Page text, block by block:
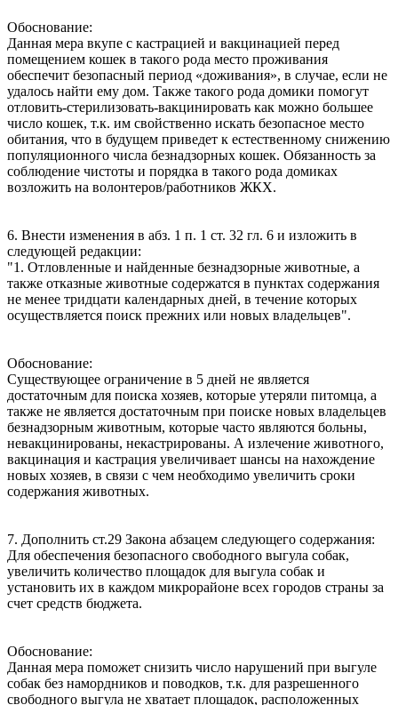
Обоснование:
Данная мера вкупе с кастрацией и вакцинацией перед
помещением кошек в такого рода место проживания
обеспечит безопасный период «доживания», в случае, если не
удалось найти ему дом. Также такого рода домики помогут
отловить-стерилизовать-вакцинировать как можно большее
число кошек, т.к. им свойственно искать безопасное место
обитания, что в будущем приведет к естественному снижению
популяционного числа безнадзорных кошек. Обязанность за
соблюдение чистоты и порядка в такого рода домиках
возложить на волонтеров/работников ЖКХ.
6. Внести изменения в абз. 1 п. 1 ст. 32 гл. 6 и изложить в
следующей редакции:
"1. Отловленные и найденные безнадзорные животные, а
также отказные животные содержатся в пунктах содержания
не менее тридцати календарных дней, в течение которых
осуществляется поиск прежних или новых владельцев".
Обоснование:
Существующее ограничение в 5 дней не является
достаточным для поиска хозяев, которые утеряли питомца, а
также не является достаточным при поиске новых владельцев
безнадзорным животным, которые часто являются больны,
невакцинированы, некастрированы. А излечение животного,
вакцинация и кастрация увеличивает шансы на нахождение
новых хозяев, в связи с чем необходимо увеличить сроки
содержания животных.
7. Дополнить ст.29 Закона абзацем следующего содержания:
Для обеспечения безопасного свободного выгула собак,
увеличить количество площадок для выгула собак и
установить их в каждом микрорайоне всех городов страны за
счет средств бюджета.
Обоснование:
Данная мера поможет снизить число нарушений при выгуле
собак без намордников и поводков, т.к. для разрешенного
свободного выгула не хватает площадок, расположенных